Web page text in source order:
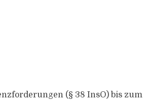
(§ 38 InsO) bis zum